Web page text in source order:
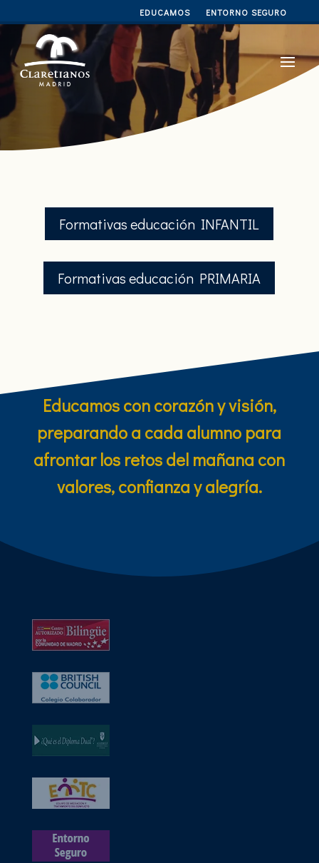
EDUCAMOS ENTORNO SEGURO
Formativas educación INFANTIL
Formativas educación PRIMARIA
Educamos con corazón y visión,
preparando a cada alumno para
afrontar los retos del mañana con
valores, confianza y alegría.